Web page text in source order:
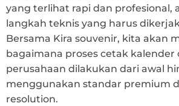
yang terlihat rapi dan profesional,
langkah teknis yang harus
Bersama Kira souvenir, kita akan
bagaimana proses cetak kalender
perusahaan dilakukan dari awal
menggunakan standar premium
resolution.